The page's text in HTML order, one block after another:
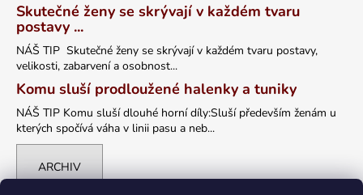
Skutečné ženy se skrývají v každém tvaru
postavy ...
NÁŠ TIP Skutečné ženy se skrývají v každém tvaru postavy,
velikosti, zabarvení a osobnost...
Komu sluší prodloužené halenky a tuniky
NÁŠ TIP Komu sluší dlouhé horní díly:Sluší především ženám u
kterých spočívá váha v linii pasu a neb...
ARCHIV